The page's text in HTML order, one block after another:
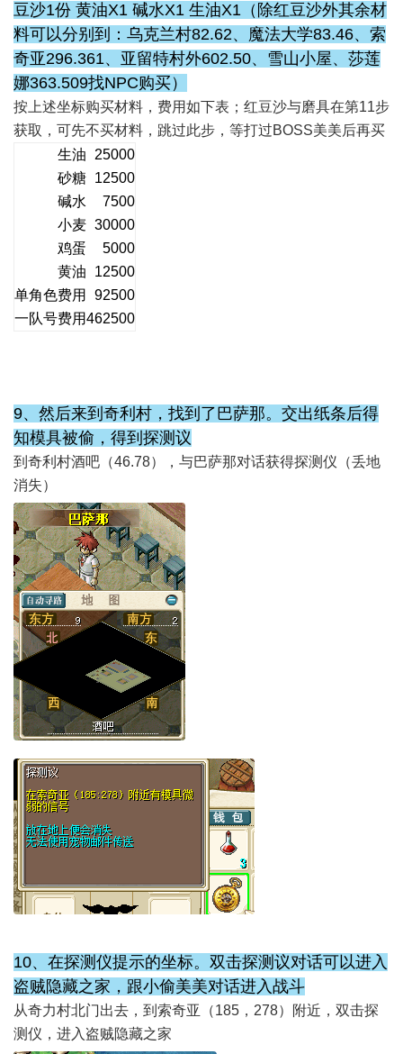
豆沙1份 黄油X1 碱水X1 生油X1（除红豆沙外其余材
料可以分别到：乌克兰村82.62、魔法大学83.46、索
奇亚296.361、亚留特村外602.50、雪山小屋、莎莲
娜363.509找NPC购买）
按上述坐标购买材料，费用如下表；红豆沙与磨具在第11步
获取，可先不买材料，跳过此步，等打过BOSS美美后再买
生油
25000
砂糖 12500
碱水
7500
小麦 30000
鸡蛋
5000
黄油
12500
单角色费用
92500
一队号费用462500
9、然后来到奇利村，找到了巴萨那。交出纸条后得
知模具被偷，得到探测议
到奇利村酒吧（46.78），与巴萨那对话获得探测仪（丢地
消失）
10、在探测仪提示的坐标。双击探测议对话可以进入
盗贼隐藏之家，跟小偷美美对话进入战斗
从奇力村北门出去，到索奇亚（185，278）附近，双击探
测仪，进入盗贼隐藏之家